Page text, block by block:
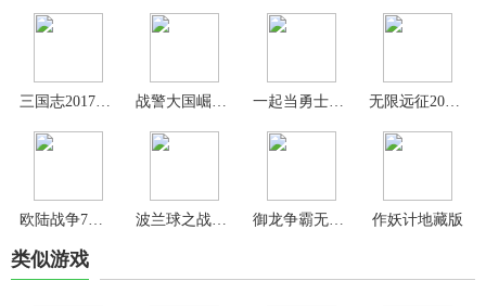
三国志2017官方正版 一起当勇士官方版
欧陆战争7最新版 御龙争霸无限元宝版 作妖计地藏版
类似游戏